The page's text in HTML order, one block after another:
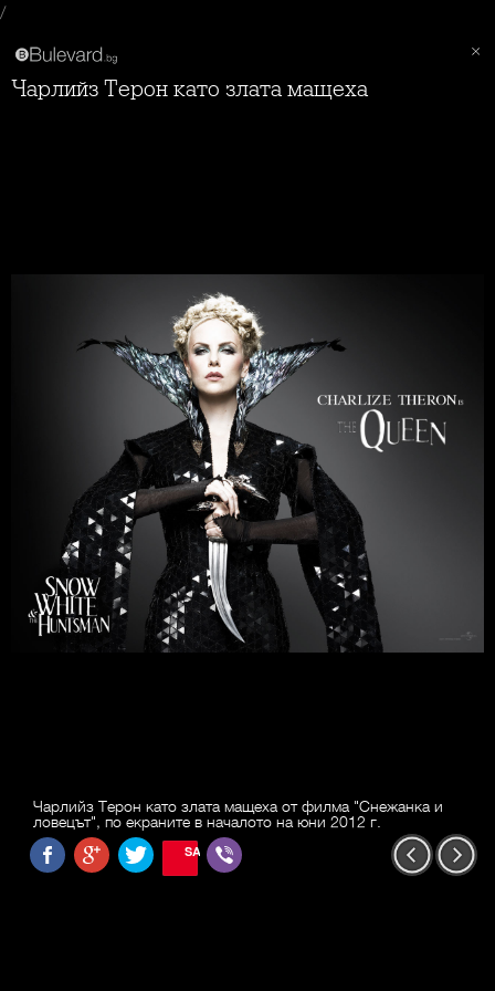
/
Чарлийз Терон като злата мащеха
Чарлийз Терон като злата мащеха от филма "Снежанка и
ловецът", по екраните в началото на юни 2012 г.
SAVE